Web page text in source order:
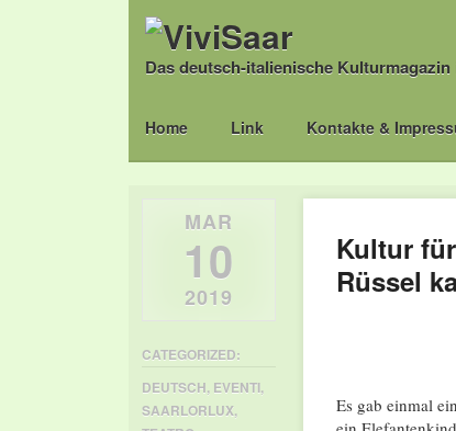
Das deutsch-italienische Kulturmagazin
Main menu
Skip
Home Link Kontakte &
Kultur
Rüssel
Es gab einmal
MAR
10
2019
CATEGORIZED:
DEUTSCH, EVENTI,
SAARLORLUX,